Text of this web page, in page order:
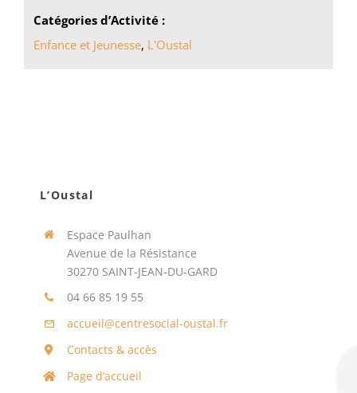
Catégories d’Activité :
Enfance et Jeunesse, L'Oustal
L’Oustal
Espace Paulhan
Avenue de la Résistance
30270 SAINT-JEAN-DU-GARD
04 66 85 19 55
accueil@centresocial-oustal.fr
Contacts & accès
Page d’accueil